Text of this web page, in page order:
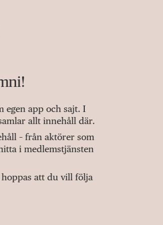
egen app och sajt. I
allt innehåll där.
– från aktörer som
i medlemstjänsten
att du vill följa